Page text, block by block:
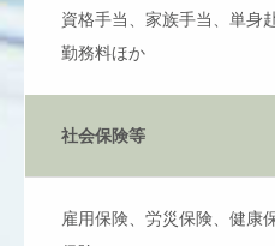
資格手当、家族手当、単身
勤務料ほか
社会保険等
雇用保険、労災保険、健康